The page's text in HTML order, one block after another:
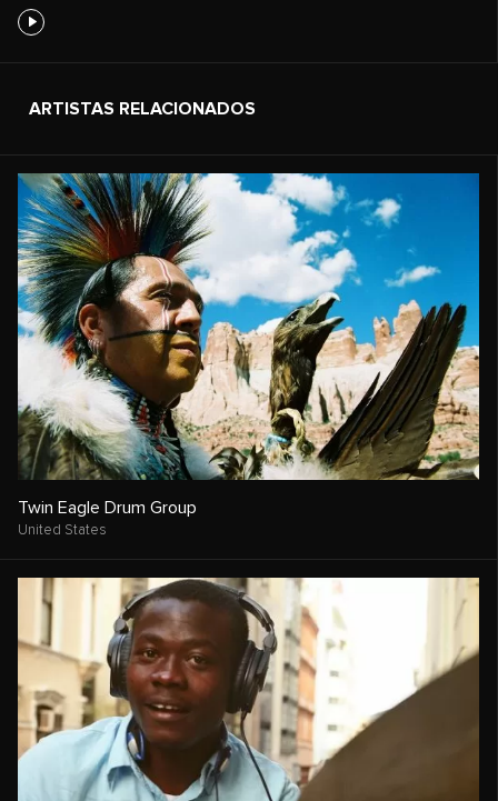
ARTISTAS RELACIONADOS
Twin Eagle Drum Group
United States